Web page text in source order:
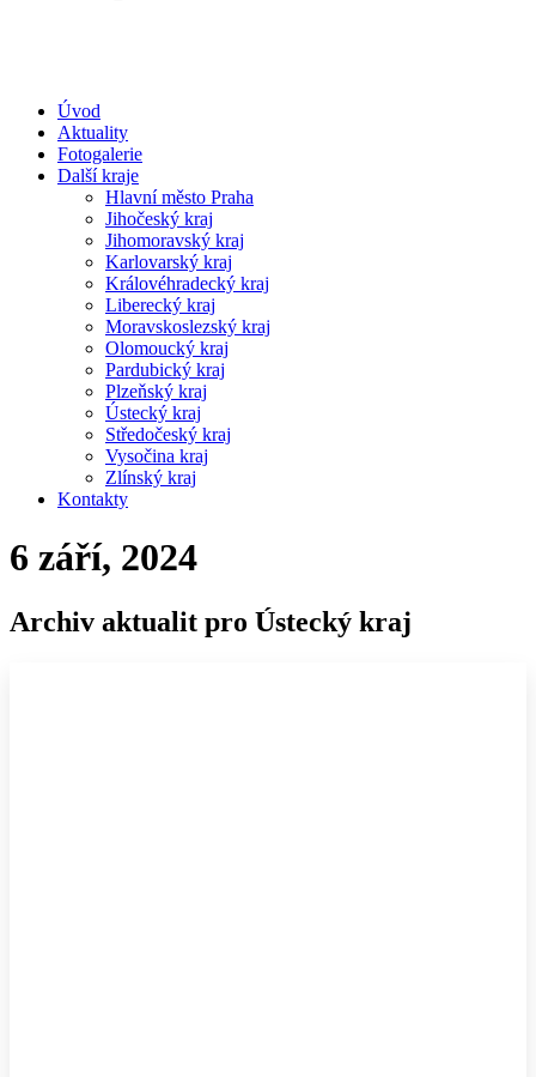
Úvod
Aktuality
Fotogalerie
Další kraje
Hlavní město Praha
Jihočeský kraj
Jihomoravský kraj
Karlovarský kraj
Královéhradecký kraj
Liberecký kraj
Moravskoslezský kraj
Olomoucký kraj
Pardubický kraj
Plzeňský kraj
Ústecký kraj
Středočeský kraj
Vysočina kraj
Zlínský kraj
Kontakty
6 září, 2024
Archiv aktualit pro Ústecký kraj